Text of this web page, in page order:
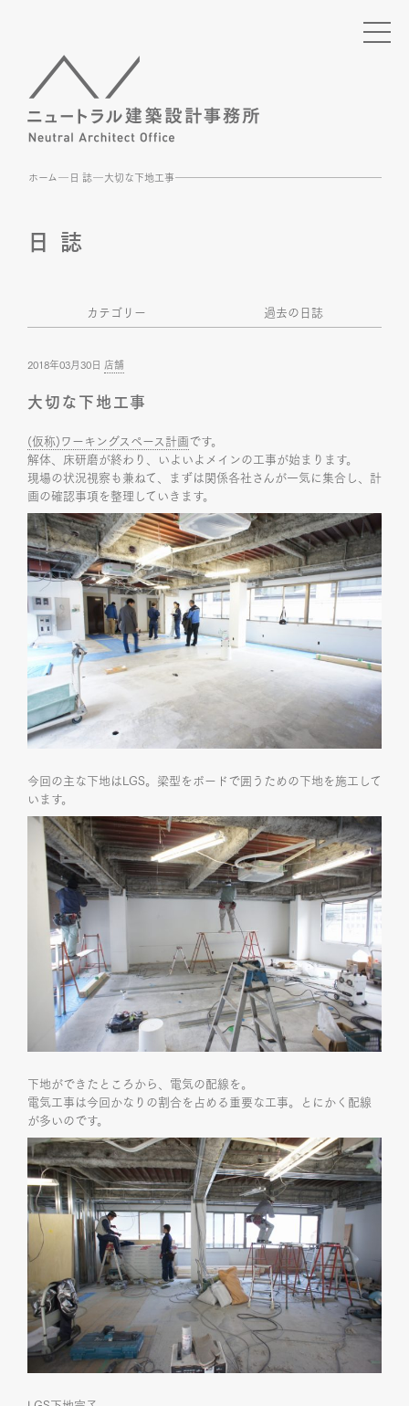
ホーム 日 誌 大切な下地工事
日 誌
カテゴリー 過去の日誌
2018年03月30日 店舗
大切な下地工事
(仮称)ワーキングスペース計画です。
解体、床研磨が終わり、いよいよメインの工事が始まります。
現場の状況視察も兼ねて、まずは関係各社さんが一気に集合し、計
画の確認事項を整理していきます。
今回の主な下地はLGS。梁型をボードで囲うための下地を施工して
います。
下地ができたところから、電気の配線を。
電気工事は今回かなりの割合を占める重要な工事。とにかく配線
が多いのです。